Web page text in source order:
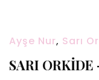
Ayşe Nur, Sarı
SARI ORKİDE